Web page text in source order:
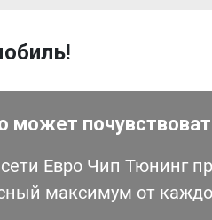
Евро Чип Тюнинг
максимум от